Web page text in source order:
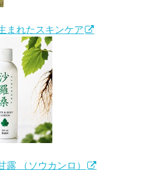
れたスキンケア
（ソウカンロ）